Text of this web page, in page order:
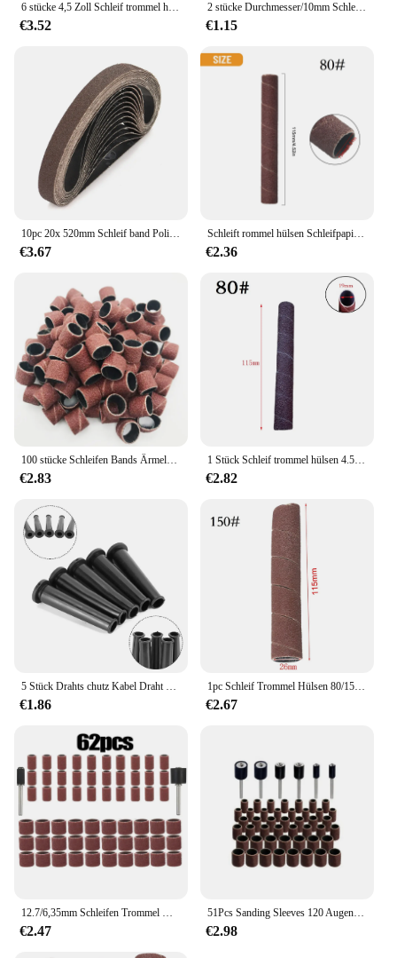
6 stücke 4,5 Zoll Schleif trommel hülsen Kit Schleifpapier Trommel poliers cheibe 240 Körnung für Metalle Kunststoffe Holz Jade Schleif politur
€3.52
2 stücke Durchmesser/10mm Schleifpapier Schleif kopf Schleifen Körnung zylindrische Hülse Sandpapier Rollen rad mit 1/8-Zoll-Schaft
€1.15
10pc 20x 520mm Schleif band Polier hülsen Zubehör Schleif mittel für Metall Holz möbel Schleifen geeignet für pneumatische Schleif maschinen
€3.67
Schleift rommel hülsen Schleifpapier 4,5 Zoll 80 Körnung Vibrations spindel für Schleif hülsen Polier werkzeuge Zubehör
€2.36
100 stücke Schleifen Bands Ärmeln & 2 Dorne Schleifen Elektrische Polieren Schleifpapier kreis Sand Ting
€2.83
1 Stück Schleif trommel hülsen 4.5 ''Schleifpapier Trommel hülsen polier werkzeuge 80/Körnung für Metall Kunststoff Holz Jade Schleifen
€2.82
5 Stück Drahts chutz Kabel Draht manschette Kofferraum abdeckung für Winkel Gummistiefel Schutz folie für elektrisches Bohr kabel für Winkel grinde
€1.86
1pc Schleif Trommel Hülsen 80/150/240grit Schleifpapier Trommel Schleifpapier Trommel Schleifen Polieren Schleifpapier Schleifmittel Werkzeuge
€2.67
12.7/6,35mm Schleifen Trommel Kit Grit #80 #120 #180 Sanding Band für Dremel Ärmeln Für Elektrische Mini Winkel grinder Schleif Dorne
€2.47
51Pcs Sanding Sleeves 120 Augen Schleifpapier Schleifen Rad Bohrer Dreh Werkzeug DIY Schleifpapier Schleif Polieren Für Holzbearbeitung
€2.98